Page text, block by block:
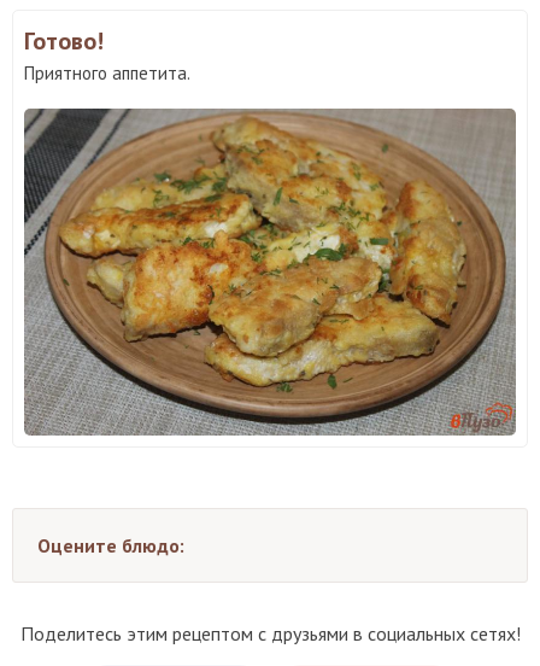
Готово!
Приятного аппетита.
Оцените блюдо:
Поделитесь этим рецептом с друзьями в социальных сетях!